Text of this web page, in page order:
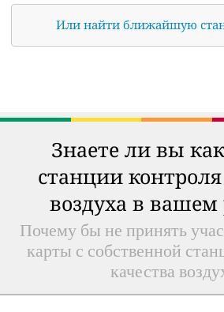
Или найти ближайшую
Знаете ли вы
станции
воздуха в вашем
Почему бы не принять
карты с собственной
качества